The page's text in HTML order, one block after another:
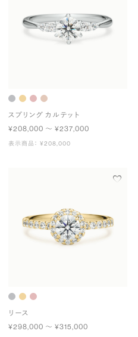
スプリング カルテット
¥208,000 〜 ¥237,000
表示商品： ¥208,000
リース
¥298,000 〜 ¥315,000